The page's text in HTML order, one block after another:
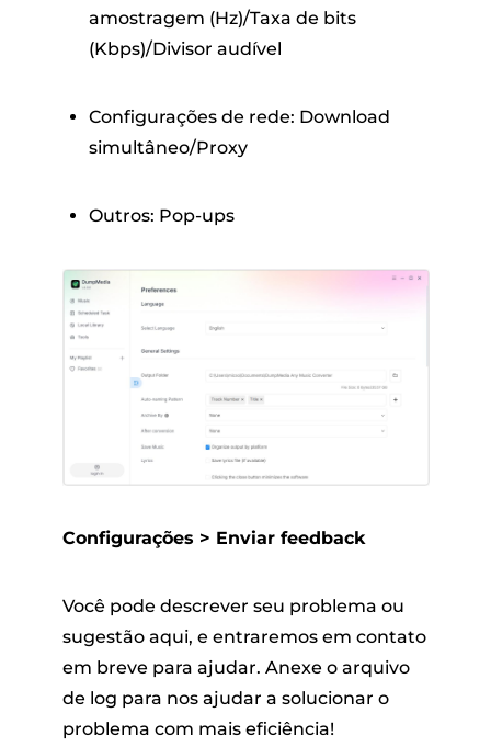
amostragem (Hz)/Taxa de bits
(Kbps)/Divisor audível
Configurações de rede: Download
simultâneo/Proxy
Outros: Pop-ups
Configurações > Enviar feedback
Você pode descrever seu problema ou
sugestão aqui, e entraremos em contato
em breve para ajudar. Anexe o arquivo
de log para nos ajudar a solucionar o
problema com mais eficiência!